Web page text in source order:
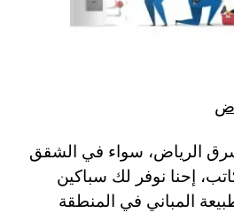
الرياض، سواء في الشقق
إحنا نوفر لك سباكين
المباني في المنطقة